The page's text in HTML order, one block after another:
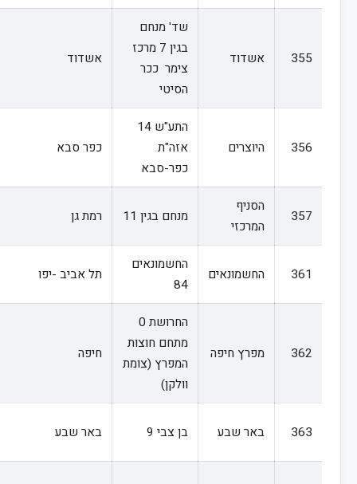
355 אשדוד
שד' מנחם
בגין 7 מרכז
צימר ככר
הסיטי
אשדוד
356 היוצרים
התע"ש 14
אזה"ת
כפר-סבא
כפר סבא
357
הסניף
המרכזי
מנחם בגין 11 רמת גן
361 החשמונאים
החשמונאים
84
תל אביב -יפו
362 מפרץ חיפה
החרושת 0
מתחם חוצות
המפרץ (צומת
וולקן)
חיפה
363 באר שבע בן צבי 9 באר שבע